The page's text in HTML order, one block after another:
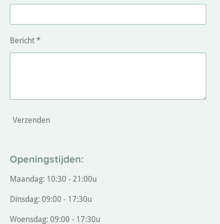
Bericht *
Verzenden
Openingstijden:
Maandag: 10:30 - 21:00u
Dinsdag: 09:00 - 17:30u
Woensdag: 09:00 - 17:30u